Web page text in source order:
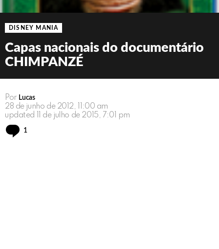
DISNEY MANIA
Capas nacionais do documentário
CHIMPANZÉ
Por Lucas
28 de junho de 2012, 11:00 am
updated
11 de julho de 2015, 7:01 pm
1